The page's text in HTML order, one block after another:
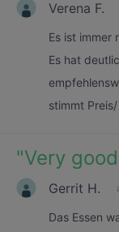
Verena F.
Es ist immer
Es hat
stimmt
"Very good
Gerrit H.
Das Essen